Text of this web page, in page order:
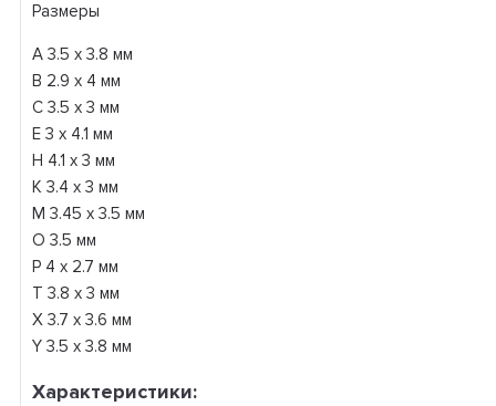
Размеры
А 3.5 х 3.8 мм
B 2.9 x 4 мм
С 3.5 х 3 мм
E 3 x 4.1 мм
H 4.1 x 3 мм
K 3.4 x 3 мм
M 3.45 х 3.5 мм
O 3.5 мм
P 4 x 2.7 мм
T 3.8 x 3 мм
X 3.7 x 3.6 мм
Y 3.5 x 3.8 мм
Характеристики: